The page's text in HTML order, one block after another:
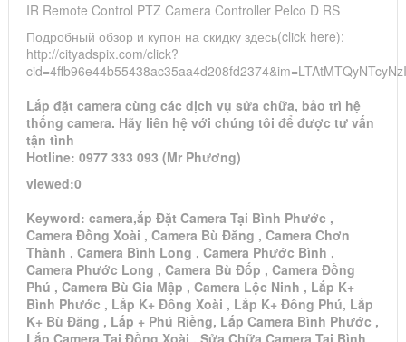
IR Remote Control PTZ Camera Controller Pelco D RS
Подробный обзор и купон на скидку здесь(click here):
http://cityadspix.com/click?
Lắp đặt camera cùng các dịch vụ sửa chữa, bảo trì hệ
thống camera. Hãy liên hệ với chúng tôi để được tư vấn
tận tình
Hotline: 0977 333 093 (Mr Phương)
viewed:0
Keyword: camera,ắp Đặt Camera Tại Bình Phước ,
Camera Đồng Xoài , Camera Bù Đăng , Camera Chơn
Thành , Camera Bình Long , Camera Phước Bình ,
Camera Phước Long , Camera Bù Đốp , Camera Đồng
Phú , Camera Bù Gia Mập , Camera Lộc Ninh , Lắp K+
Bình Phước , Lắp K+ Đồng Xoài , Lắp K+ Đồng Phú, Lắp
K+ Bù Đăng , Lắp + Phú Riềng, Lắp Camera Bình Phước ,
Lắp Camera Tại Đồng Xoài , Sửa Chữa Camera Tại Bình